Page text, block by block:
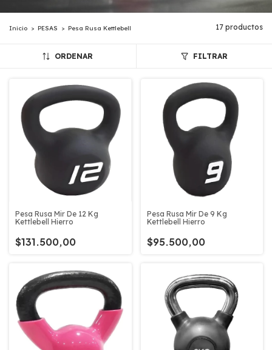
Inicio > PESAS > Pesa Rusa Kettlebell 17 productos
ORDENAR FILTRAR
Pesa Rusa Mir De 12 Kg
Kettlebell Hierro
$131.500,00
Pesa Rusa Mir De 9 Kg
Kettlebell Hierro
$95.500,00